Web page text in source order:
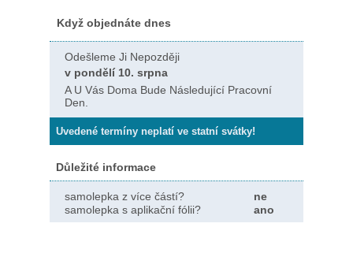
Když objednáte dnes
Odešleme Ji Nepozději
v pondělí 10. srpna
A U Vás Doma Bude Následující Pracovní
Den.
Uvedené termíny neplatí ve statní svátky!
Důležité informace
samolepka z více částí?
ne
samolepka s aplikační fólii?
ano